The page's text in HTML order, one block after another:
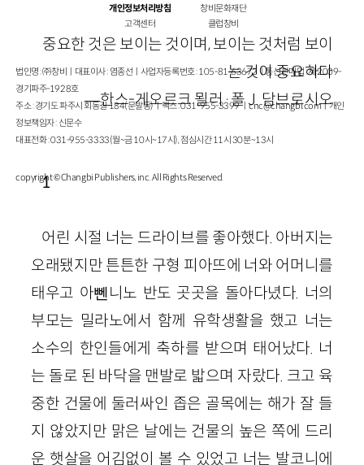
중요한 것은 보이는 것이며, 보이는 것처럼 보이
는 것이 중요하다
—한스-게오르크 묄러·폴 J. 담브로시오
1
어린 시절 너는 드라이브를 좋아했다. 아버지는
오래됐지만 튼튼한 구형 피아뜨에 너와 어머니를
태우고 아뻰니노 반도 곳곳을 돌아다녔다. 너의
부모는 밀라노에서 함께 유학생활을 했고 너는
소수의 한인들에게 축하를 받으며 태어났다. 너
는 돌로 된 바닥을 맨발로 밟으며 자랐다. 크고 육
중한 건물에 둘러싸인 좁은 골목에는 해가 잘 들
지 않았지만 맑은 날에는 건물의 높은 쪽에 드리
운 햇살을 어김없이 볼 수 있었고 너는 발코니에
개인정보처리방침
고객센터
창비문화재단
클럽창비
법인명 : ㈜창비ㅣ대표이사 : 염종선ㅣ사업자등록번호 : 105-81-63672ㅣ통신판매업 : 제 2009-
경기파주-1928호
주소 : 경기도 파주시 회동길 184(문발동)ㅣ팩스 : 031-955-3399 ㅣcnc@changbi.comㅣ개인
정보책임자 : 신문수
대표전화 : 031-955-3333(월~금 10시~17시), 점심시간 11시 30분~13시
copyright © Changbi Publishers, inc. All Rights Reserved.